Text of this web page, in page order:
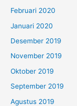
Februari 2020
Januari 2020
Desember 2019
November 2019
Oktober 2019
September 2019
Agustus 2019